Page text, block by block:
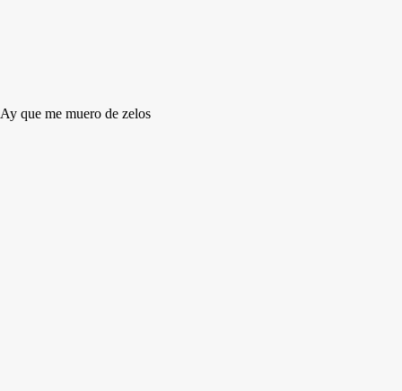
Ay que me muero de zelos